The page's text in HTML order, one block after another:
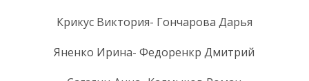
Крикус Виктория- Гончарова Дарья
Яненко Ирина- Федоренкр Дмитрий